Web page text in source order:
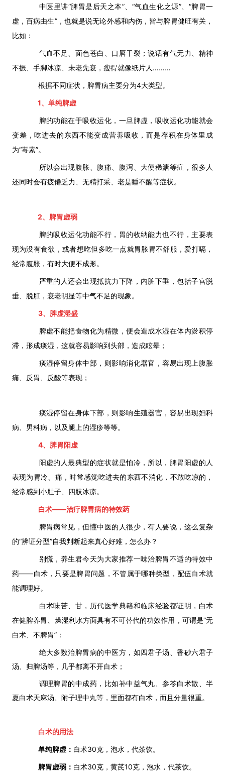
中医里讲“脾胃是后天之本”、“气血生化之源”、“脾胃一
虚，百病由生”，也就是说无论外感和内伤，皆与脾胃健旺有关，
比如：
气血不足、面色苍白、口唇干裂；说话有气无力、精神
不振、手脚冰凉、未老先衰，瘦得就像纸片人………
根据不同症状，脾胃病主要分为4大类型。
1、 单纯脾虚
脾的功能在于吸收运化，一旦脾虚，吸收运化功能就会
变差，吃进去的东西不能变成营养吸收，而是存积在身体里成
为“毒素”。
所以会出现腹胀、腹痛、腹泻、大便稀溏等症，很多人
还同时会有疲倦乏力、无精打采、老是睡不醒等症状。
2、 脾胃虚弱
脾的吸收运化功能不行，胃的收纳能力也不行，主要表
现为没有食欲，或者想吃但多吃一点就胃胀胃不舒服，爱打嗝，
经常腹胀，有时大便不成形。
严重的人还会出现抵抗力下降，内脏下垂，包括子宫脱
垂、脱肛，衰老明显等中气不足的现象。
3、 脾虚湿盛
脾虚不能把食物化为精微，便会造成水湿在体内淤积停
滞，形成痰湿，这就容易影响到头部，造成眩晕；
痰湿停留身体中部，则影响消化器官，容易出现上腹胀
痛、反胃、反酸等表现；
痰湿停留在身体下部，则影响生殖器官，容易出现妇科
病、男科病，以及腿上的湿疹等等。
4、 脾胃阳虚
阳虚的人最典型的症状就是怕冷，所以，脾胃阳虚的人
表现为胃冷、痛，时常感觉吃进去的东西不消化，不敢吃凉的，
经常感到小肚子、四肢冰凉。
白术——治疗脾胃病的特效药
脾胃病常见，但懂中医的人很少，有人要说，这么复杂
的“辨证分型”自我判断起来真心好难，怎么办？
别慌，养生君今天为大家推荐一味治脾胃不适的特效中
药——白术，只要是脾胃问题，不管属于哪种类型，配伍白术就
能调理好。
白术味苦、甘，历代医学典籍和临床经验都证明，白术
在健脾养胃、燥湿利水方面具有不可替代的功效作用，可谓是“无
白术、不脾胃”：
绝大多数治脾胃病的中医方，如四君子汤、香砂六君子
汤、归脾汤等，几乎都离不开白术；
调理脾胃的中成药，比如补中益气丸、参苓白术散、半
夏白术天麻汤、附子理中丸等，里面都有白术，而且分量很重。
白术的用法
单纯脾虚： 白术30克，泡水，代茶饮。
脾胃虚弱： 白术30克，黄芪10克，泡水，代茶饮。